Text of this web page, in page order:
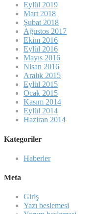
Eylül 2019
Mart 2018
Şubat 2018
Ağustos 2017
Ekim 2016
Eylül 2016
Mayıs 2016
Nisan 2016
Aralık 2015
Eylül 2015
Ocak 2015
Kasım 2014
Eylül 2014
Haziran 2014
Kategoriler
Haberler
Meta
Giriş
Yazı beslemesi